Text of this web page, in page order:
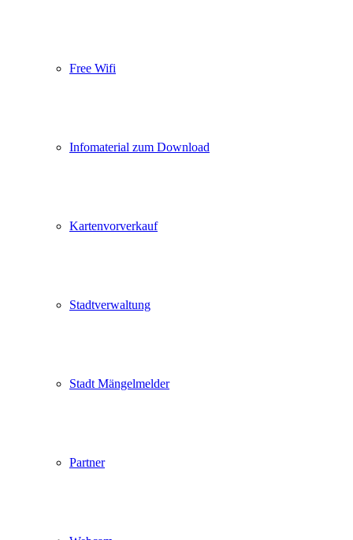
Free Wifi
Infomaterial zum Download
Kartenvorverkauf
Stadtverwaltung
Stadt Mängelmelder
Partner